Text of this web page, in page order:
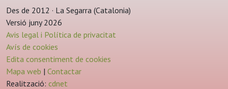
Des de 2012 · La Segarra (Catalonia)
Versió juny 2026
Avis legal i Política de privacitat
Avís de cookies
Edita consentiment de cookies
Mapa web | Contactar
Realització: cdnet